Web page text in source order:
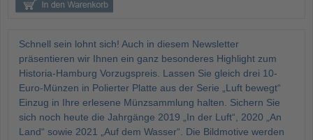
Schnell sein lohnt sich! Auch in diesem Newsletter
präsentieren wir Ihnen ein ganz besonderes Highlight zum
Historia-Hamburg Vorzugspreis. Lassen Sie gleich drei 10-
Euro-Münzen in Polierter Platte aus der Serie „Luft bewegt“
Einzug in Ihre erlesene Münzsammlung halten. Sichern Sie
sich noch heute die Jahrgänge 2019 „In der Luft“, 2020 „An
Land“ sowie 2021 „Auf dem Wasser“. Die Bildmotive werden